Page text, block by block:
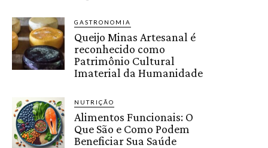
GASTRONOMIA
Queijo Minas Artesanal é
reconhecido como
Patrimônio Cultural
Imaterial da Humanidade
NUTRIÇÃO
Alimentos Funcionais: O
Que São e Como Podem
Beneficiar Sua Saúde